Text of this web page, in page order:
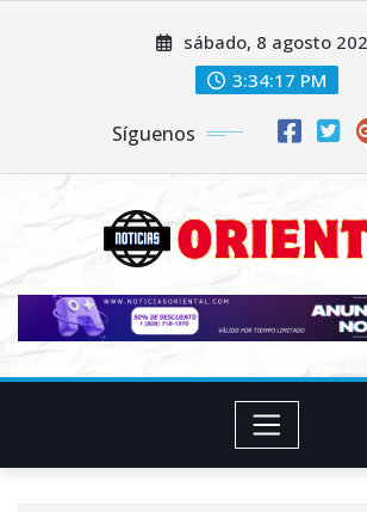
sábado, 8 agosto
3:34:19 PM
Síguenos